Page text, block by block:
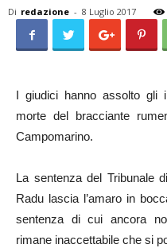
Di redazione - 8 Luglio 2017
I giudici hanno assolto gli
morte del bracciante
Campomarino.
La sentenza del Tribunale
Radu lascia l’amaro in
sentenza di cui ancora
rimane inaccettabile che si